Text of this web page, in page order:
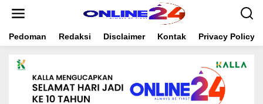
t
Pedoman Redaksi Disclaimer Kontak Privacy Policy